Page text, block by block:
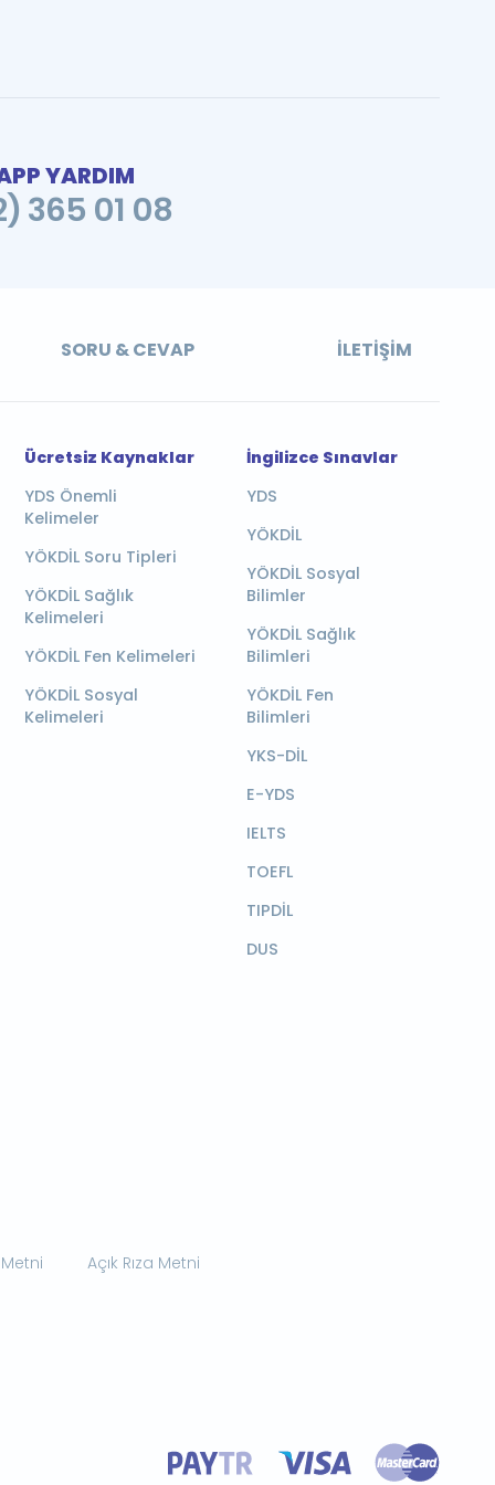
YARDIM
365 01 08
SORU & CEVAP İLETIŞIM
Ücretsiz Kaynaklar
YDS Önemli
Kelimeler
YÖKDİL Soru Tipleri
YÖKDİL Sağlık
Kelimeleri
YÖKDİL Fen Kelimeleri
YÖKDİL Sosyal
Kelimeleri
İngilizce Sınavlar
YDS
YÖKDİL
YÖKDİL Sosyal
Bilimler
YÖKDİL Sağlık
Bilimleri
YÖKDİL Fen
Bilimleri
YKS-DİL
E-YDS
IELTS
TOEFL
TIPDİL
DUS
Açık Rıza Metni